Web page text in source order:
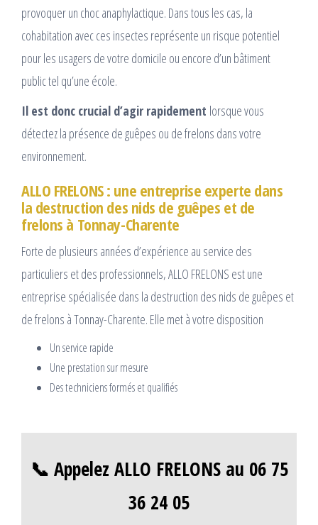
provoquer un choc anaphylactique. Dans tous les cas, la
cohabitation avec ces insectes représente un risque potentiel
pour les usagers de votre domicile ou encore d’un bâtiment
public tel qu’une école.
Il est donc crucial d’agir rapidement lorsque vous
détectez la présence de guêpes ou de frelons dans votre
environnement.
ALLO FRELONS : une entreprise experte dans
la destruction des nids de guêpes et de
frelons à Tonnay-Charente
Forte de plusieurs années d’expérience au service des
particuliers et des professionnels, ALLO FRELONS est une
entreprise spécialisée dans la destruction des nids de guêpes et
de frelons à Tonnay-Charente. Elle met à votre disposition
Un service rapide
Une prestation sur mesure
Des techniciens formés et qualifiés
📞 Appelez ALLO FRELONS au 06 75
36 24 05